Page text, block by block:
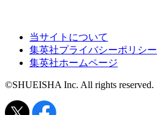
当サイトについて
集英社プライバシーポリシー
集英社ホームページ
©SHUEISHA Inc. All rights reserved.